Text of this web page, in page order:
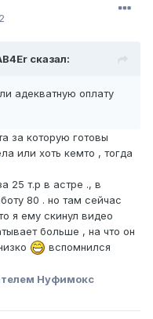
сказал:
адекватную оплату
за которую готовы
или хоть кемто , тогда
25 т.р в астре ., в
80 . но там сейчас
я ему скинул видео
больше , на что он
вспомнился
Нуфимокс